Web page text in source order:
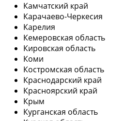
Камчатский край
Карачаево-Черкесия
Карелия
Кемеровская область
Кировская область
Коми
Костромская область
Краснодарский край
Красноярский край
Крым
Курганская область